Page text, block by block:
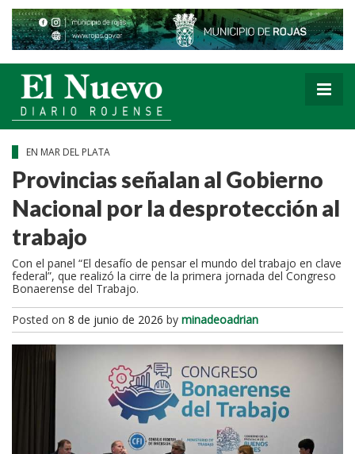
EN MAR DEL PLATA
Provincias señalan al Gobierno
Nacional por la desprotección al
trabajo
Con el panel “El desafío de pensar el mundo del trabajo en clave
federal”, que realizó la cirre de la primera jornada del Congreso
Bonaerense del Trabajo.
Posted on 8 de junio de 2026 by minadeoadrian